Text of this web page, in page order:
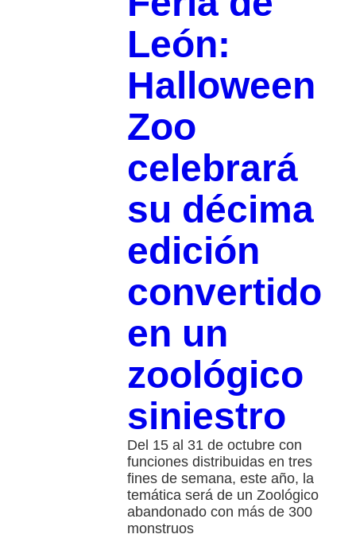
León:
Halloween
Zoo
celebrará
su décima
edición
convertido
en un
zoológico
siniestro
Del 15 al 31 de octubre con
funciones distribuidas en tres
fines de semana, este año, la
temática será de un Zoológico
abandonado con más de 300
monstruos